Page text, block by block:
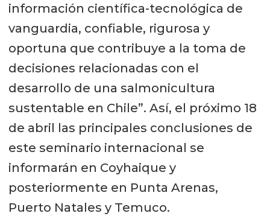
información científica-tecnológica de
vanguardia, confiable, rigurosa y
oportuna que contribuye a la toma de
decisiones relacionadas con el
desarrollo de una salmonicultura
sustentable en Chile”. Así, el próximo 18
de abril las principales conclusiones de
este seminario internacional se
informarán en Coyhaique y
posteriormente en Punta Arenas,
Puerto Natales y Temuco.